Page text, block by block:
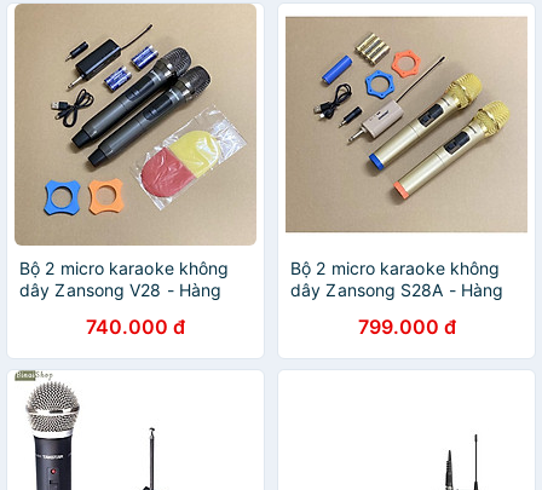
Bộ 2 micro karaoke không
dây Zansong V28 - Hàng
740.000 đ
Bộ 2 micro karaoke không
dây Zansong S28A - Hàng
799.000 đ